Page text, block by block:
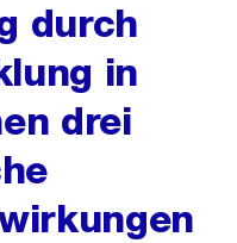
durch
in
drei